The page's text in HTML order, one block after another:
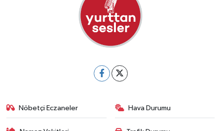
Nöbetçi Eczaneler Hava Durumu